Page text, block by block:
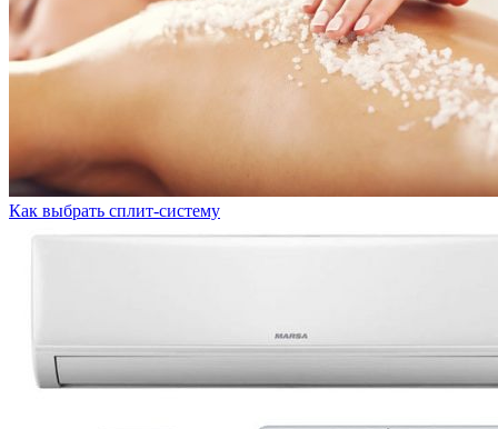
Как выбрать сплит-систему